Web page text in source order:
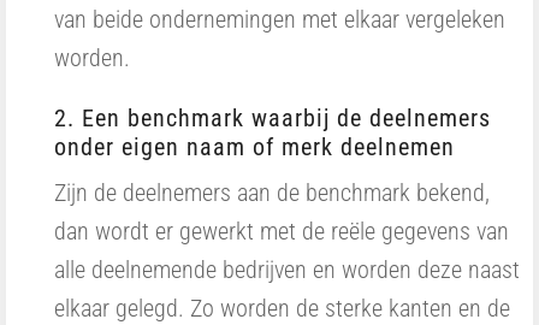
van beide ondernemingen met elkaar vergeleken
worden.
2. Een benchmark waarbij de deelnemers
onder eigen naam of merk deelnemen
Zijn de deelnemers aan de benchmark bekend,
dan wordt er gewerkt met de reële gegevens van
alle deelnemende bedrijven en worden deze naast
elkaar gelegd. Zo worden de sterke kanten en de